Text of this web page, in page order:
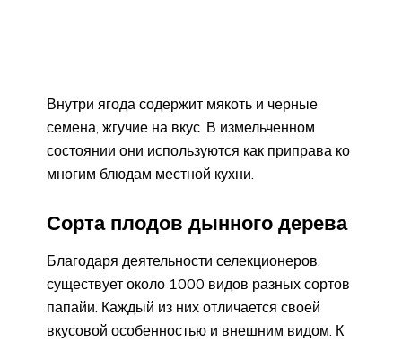
Внутри ягода содержит мякоть и черные
семена, жгучие на вкус. В измельченном
состоянии они используются как приправа ко
многим блюдам местной кухни.
Сорта плодов дынного дерева
Благодаря деятельности селекционеров,
существует около 1000 видов разных сортов
папайи. Каждый из них отличается своей
вкусовой особенностью и внешним видом. К